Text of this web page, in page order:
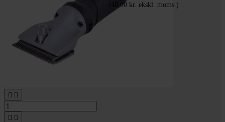
 
 
(48,00 kr. ekskl. moms.)
Syrefri cykelolie